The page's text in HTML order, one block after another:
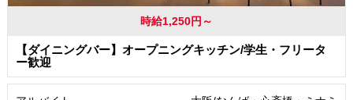
時給1,250円～
【ダイニングバー】オープニングキッチン/学生・フリータ
ー歓迎